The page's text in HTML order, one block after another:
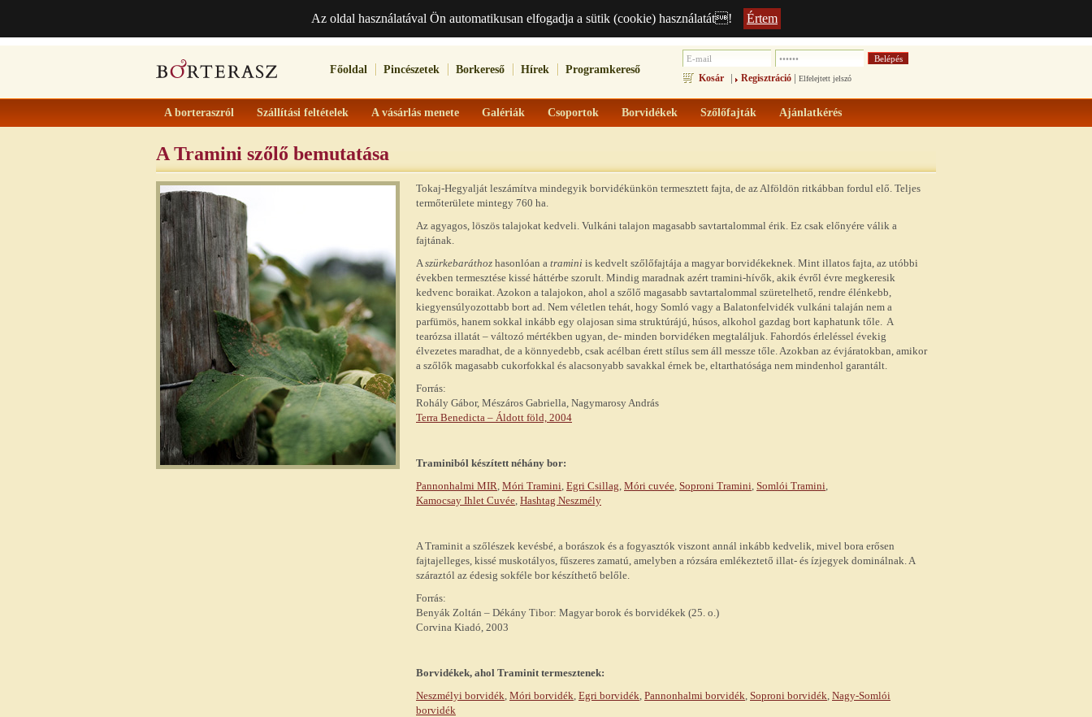
Az oldal használatával Ön automatikusan elfogadja a sütik (cookie) használatát! Értem
Főoldal Pincészetek Borkereső Hírek Programkereső
Kosár | Regisztráció | Elfelejtett jelszó
A borteraszról Szállítási feltételek A vásárlás menete Galériák Csoportok Borvidékek Szőlőfajták Ajánlatkérés
A Tramini szőlő bemutatása
Tokaj-Hegyalját leszámítva mindegyik borvidékünkön termesztett fajta, de az Alföldön ritkábban fordul elő. Teljes
termőterülete mintegy 760 ha.
Az agyagos, löszös talajokat kedveli. Vulkáni talajon magasabb savtartalommal érik. Ez csak előnyére válik a
fajtának.
Aszürkebaráthoz hasonlóan a tramini is kedvelt szőlőfajtája a magyar borvidékeknek. Mint illatos fajta, az utóbbi
években termesztése kissé háttérbe szorult. Mindig maradnak azért tramini-hívők, akik évről évre megkeresik
kedvenc boraikat. Azokon a talajokon, ahol a szőlő magasabb savtartalommal szüretelhető, rendre élénkebb,
kiegyensúlyozottabb bort ad. Nem véletlen tehát, hogy Somló vagy a Balatonfelvidék vulkáni talaján nem a
parfümös, hanem sokkal inkább egy olajosan sima struktúrájú, húsos, alkohol gazdag bort kaphatunk tőle. A
tearózsa illatát – változó mértékben ugyan, de- minden borvidéken megtaláljuk. Fahordós érleléssel évekig
élvezetes maradhat, de a könnyedebb, csak acélban érett stílus sem áll messze tőle. Azokban az évjáratokban, amikor
a szőlők magasabb cukorfokkal és alacsonyabb savakkal érnek be, eltarthatósága nem mindenhol garantált.
Forrás:
Rohály Gábor, Mészáros Gabriella, Nagymarosy András
Terra Benedicta – Áldott föld, 2004
Traminiból készített néhány bor:
Pannonhalmi MIR, Móri Tramini, Egri Csillag, Móri cuvée, Soproni Tramini, Somlói Tramini,
Kamocsay Ihlet Cuvée, Hashtag Neszmély
A Traminit a szőlészek kevésbé, a borászok és a fogyasztók viszont annál inkább kedvelik, mivel bora erősen
fajtajelleges, kissé muskotályos, fűszeres zamatú, amelyben a rózsára emlékeztető illat- és ízjegyek dominálnak. A
száraztól az édesig sokféle bor készíthető belőle.
Forrás:
Benyák Zoltán – Dékány Tibor: Magyar borok és borvidékek (25. o.)
Corvina Kiadó, 2003
Borvidékek, ahol Traminit termesztenek:
Neszmélyi borvidék, Móri borvidék, Egri borvidék, Pannonhalmi borvidék, Soproni borvidék, Nagy-Somlói
borvidék